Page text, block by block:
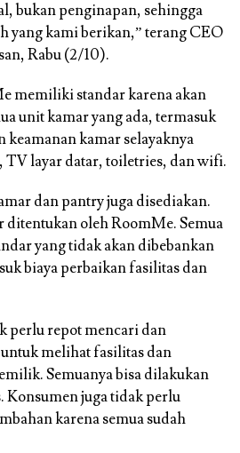
bukan penginapan, sehingga
yang kami berikan,” terang CEO
Rabu (2/10).
memiliki standar karena akan
unit kamar yang ada, termasuk
keamanan kamar selayaknya
TV layar datar, toiletries, dan wifi.
dan pantry juga disediakan.
ditentukan oleh RoomMe. Semua
yang tidak akan dibebankan
biaya perbaikan fasilitas dan
perlu repot mencari dan
melihat fasilitas dan
Semuanya bisa dilakukan
Konsumen juga tidak perlu
karena semua sudah